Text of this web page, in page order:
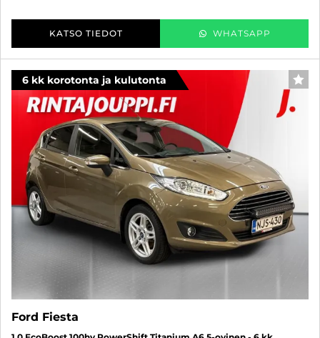
KATSO TIEDOT WHATSAPP
6 kk korotonta ja kulutonta
Ford Fiesta